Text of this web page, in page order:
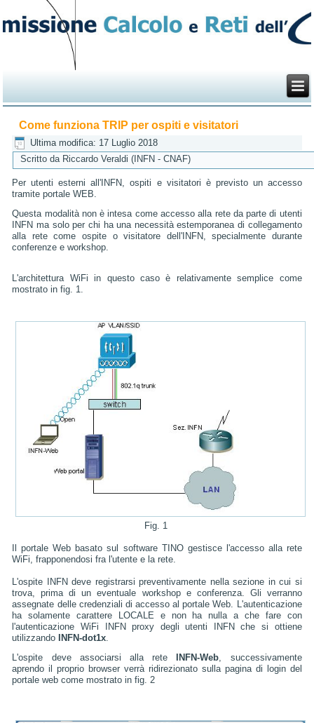
Come funziona TRIP per ospiti e visitatori
Ultima modifica: 17 Luglio 2018
Scritto da Riccardo Veraldi (INFN - CNAF)
Per utenti esterni all'INFN, ospiti e visitatori è previsto un accesso
tramite portale WEB.
Questa modalità non è intesa come accesso alla rete da parte di utenti
INFN ma solo per chi ha una necessità estemporanea di collegamento
alla rete come ospite o visitatore dell'INFN, specialmente durante
conferenze e workshop.
L'architettura WiFi in questo caso è relativamente semplice come
mostrato in fig. 1.
Fig. 1
Il portale Web basato sul software TINO gestisce l'accesso alla rete
WiFi, frapponendosi fra l'utente e la rete.
L'ospite INFN deve registrarsi preventivamente nella sezione in cui si
trova, prima di un eventuale workshop e conferenza. Gli verranno
assegnate delle credenziali di accesso al portale Web. L'autenticazione
ha solamente carattere LOCALE e non ha nulla a che fare con
l'autenticazione WiFi INFN proxy degli utenti INFN che si ottiene
utilizzando
INFN-dot1x
L'ospite deve associarsi alla rete
INFN-Web , successivamente
aprendo il proprio browser verrà ridirezionato sulla pagina di login del
portale web come mostrato in fig. 2